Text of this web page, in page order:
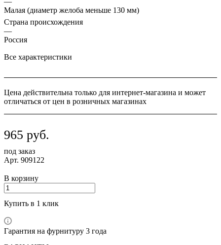
Малая (диаметр желоба меньше 130 мм)
Страна происхождения
—
Россия
Все характеристики
Цена действительна только для интернет-магазина и может
отличаться от цен в розничных магазинах
965 руб.
под заказ
Арт. 909122
В корзину
Купить в 1 клик
Гарантия на фурнитуру 3 года